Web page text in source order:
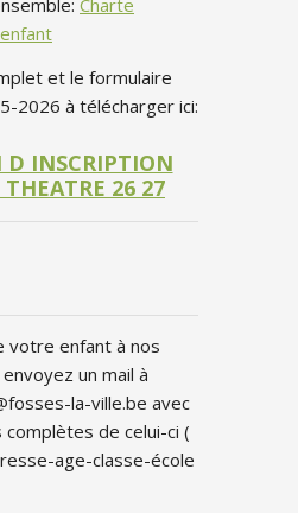
et le formulaire
2026 à télécharger ici:
INSCRIPTION
THEATRE 26 27
votre enfant à nos
un mail à
la-ville.be avec
de celui-ci (
age-classe-école